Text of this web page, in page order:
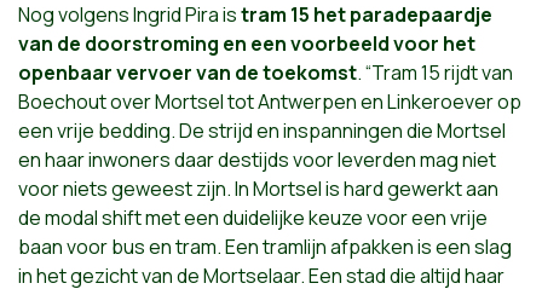
Nog volgens Ingrid Pira istram 15 het paradepaardje
van de doorstroming en een voorbeeld voor het
openbaar vervoer van de toekomst. “Tram 15 rijdt van
Boechout over Mortsel tot Antwerpen en Linkeroever op
een vrije bedding. De strijd en inspanningen die Mortsel
en haar inwoners daar destijds voor leverden mag niet
voor niets geweest zijn. In Mortsel is hard gewerkt aan
de modal shift met een duidelijke keuze voor een vrije
baan voor bus en tram. Een tramlijn afpakken is een slag
in het gezicht van de Mortselaar. Een stad die altijd haar